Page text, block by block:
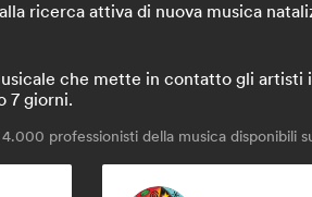
ricerca attiva di nuova musica
che mette in contatto gli
7 giorni.
professionisti della musica disponibili